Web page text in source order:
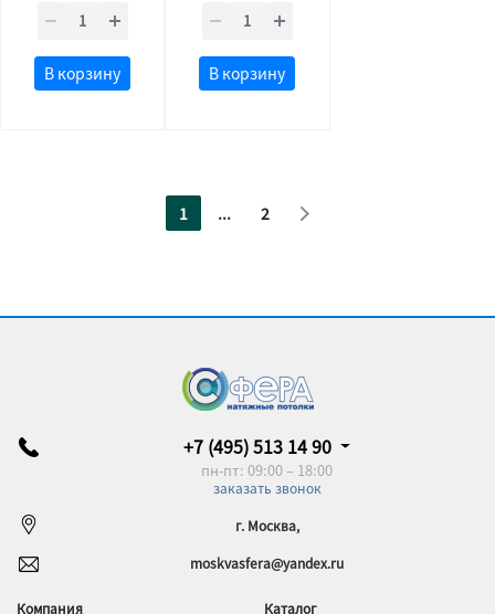
В корзину В корзину
1 ... 2
+7 (495) 513 14 90
пн-пт: 09:00 – 18:00
заказать звонок
г. Москва,
moskvasfera@yandex.ru
Компания Каталог